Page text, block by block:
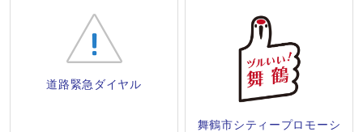
道路緊急ダイヤル
舞鶴市シティープロモーシ